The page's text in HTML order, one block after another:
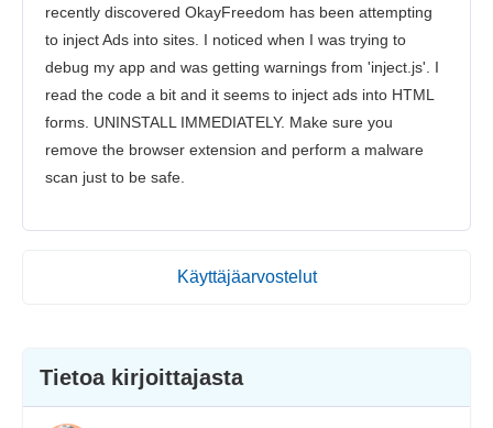
recently discovered OkayFreedom has been attempting
to inject Ads into sites. I noticed when I was trying to
debug my app and was getting warnings from 'inject.js'. I
read the code a bit and it seems to inject ads into HTML
forms. UNINSTALL IMMEDIATELY. Make sure you
remove the browser extension and perform a malware
scan just to be safe.
Käyttäjäarvostelut
Tietoa kirjoittajasta